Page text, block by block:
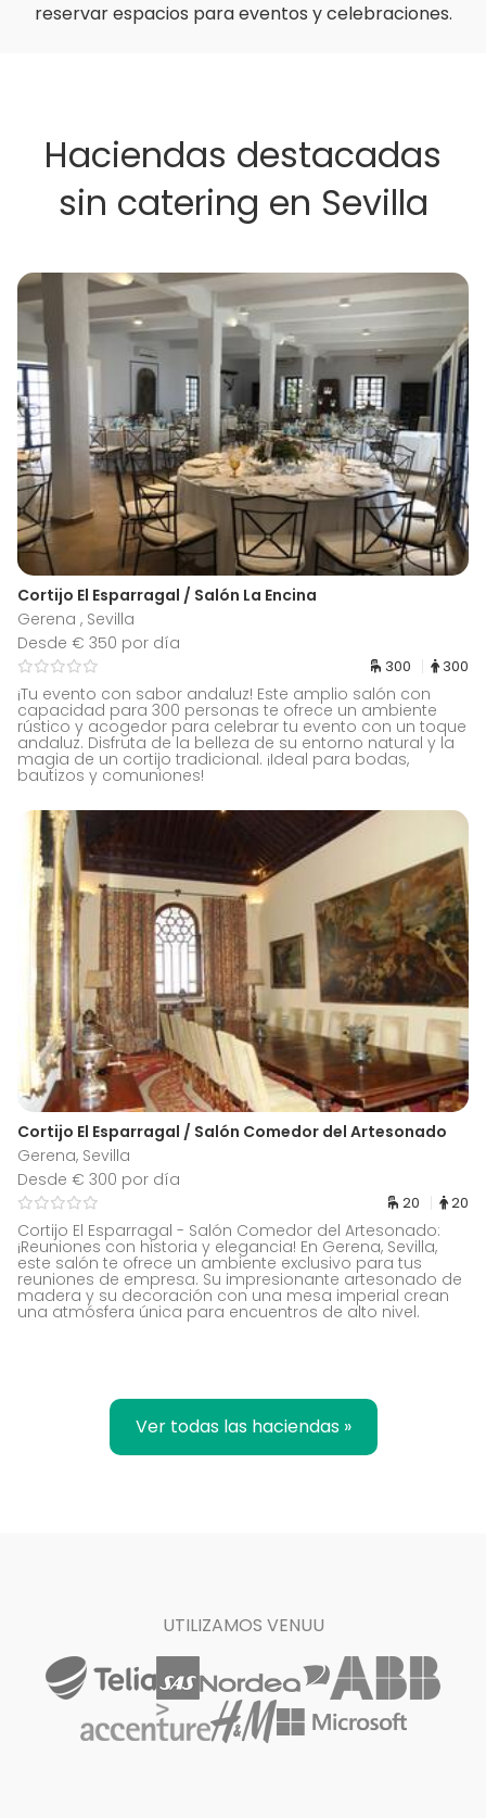
reservar espacios para eventos y celebraciones.
Haciendas destacadas
sin catering en Sevilla
Cortijo El Esparragal / Salón La Encina
Gerena , Sevilla
Desde € 350 por día
300 300
¡Tu evento con sabor andaluz! Este amplio salón con
capacidad para 300 personas te ofrece un ambiente
rústico y acogedor para celebrar tu evento con un toque
andaluz. Disfruta de la belleza de su entorno natural y la
magia de un cortijo tradicional. ¡Ideal para bodas,
bautizos y comuniones!
Cortijo El Esparragal / Salón Comedor del Artesonado
Gerena, Sevilla
Desde € 300 por día
20 20
Cortijo El Esparragal - Salón Comedor del Artesonado:
¡Reuniones con historia y elegancia! En Gerena, Sevilla,
este salón te ofrece un ambiente exclusivo para tus
reuniones de empresa. Su impresionante artesonado de
madera y su decoración con una mesa imperial crean
una atmósfera única para encuentros de alto nivel.
Ver todas las haciendas »
UTILIZAMOS VENUU